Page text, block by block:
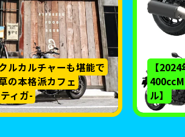
ルカルチャーも堪能で
の本格派カフェ
ィガ-
【
ル】